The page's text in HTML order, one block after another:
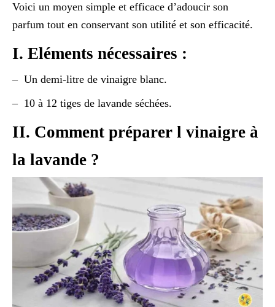
Voici un moyen simple et efficace d’adoucir son
parfum tout en conservant son utilité et son efficacité.
I. Eléments nécessaires :
– Un demi-litre de vinaigre blanc.
– 10 à 12 tiges de lavande séchées.
II. Comment préparer l vinaigre à
la lavande ?